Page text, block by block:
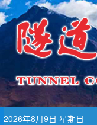
2026年8月9日 星期日